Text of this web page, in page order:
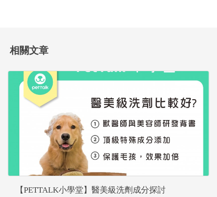
相關文章
【PETTALK小學堂】醫美級洗劑成分探討